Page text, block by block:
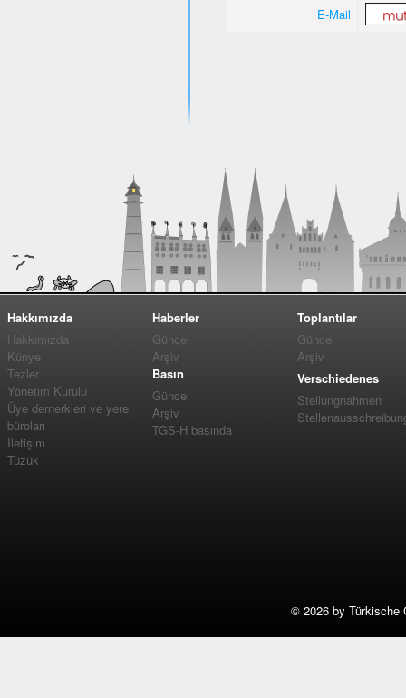
E-Mail
Hakkımızda
Hakkımızda
Künye
Tezler
Yönetim Kurulu
Üye dernerkleri ve yerel
büroları
İletişim
Tüzük
Haberler
Güncel
Arşiv
Basın
Güncel
Arşiv
TGS-H basında
Toplantılar
Güncel
Arşiv
Verschiedenes
Stellungnahmen
© 2026 by Türkische